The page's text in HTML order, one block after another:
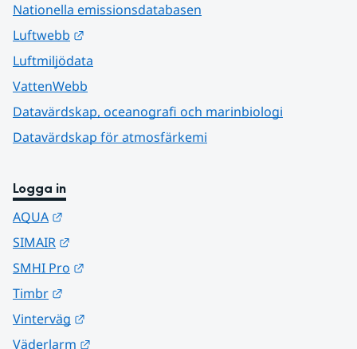
Nationella emissionsdatabasen
Luftwebb
Luftmiljödata
VattenWebb
Datavärdskap, oceanografi och marinbiologi
Datavärdskap för atmosfärkemi
Logga in
AQUA
SIMAIR
SMHI Pro
Timbr
Vinterväg
Väderlarm